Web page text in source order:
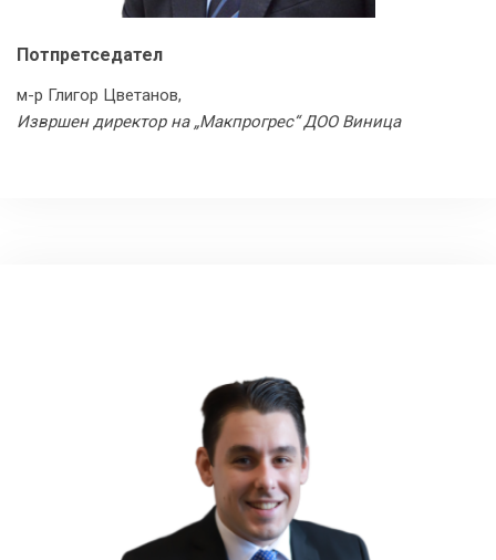
Потпретседател
м-р Глигор Цветанов,
Извршен директор на „Макпрогрес“ ДОО Виница